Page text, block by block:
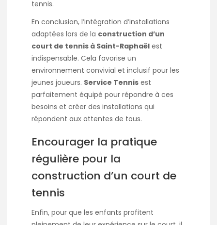
tennis.
En conclusion, l’intégration d’installations
adaptées lors de la construction d’un
court de tennis à Saint-Raphaël est
indispensable. Cela favorise un
environnement convivial et inclusif pour les
jeunes joueurs. Service Tennis est
parfaitement équipé pour répondre à ces
besoins et créer des installations qui
répondent aux attentes de tous.
Encourager la pratique
régulière pour la
construction d’un court de
tennis
Enfin, pour que les enfants profitent